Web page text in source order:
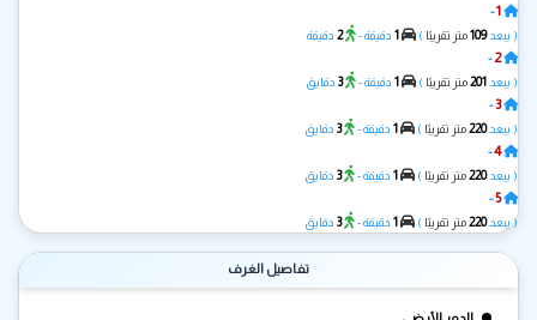
1
-
( يبعد109متر تقريبًا )
1 دقيقة - 2 دقيقة
2
-
( يبعد 201متر تقريبًا )
1 دقيقة - 3 دقايق
3
-
( يبعد220متر تقريبًا )
1 دقيقة - 3 دقايق
4
-
( يبعد220متر تقريبًا )
1 دقيقة - 3 دقايق
5
-
( يبعد220متر تقريبًا )
1 دقيقة - 3 دقايق
تفاصيل الغرف